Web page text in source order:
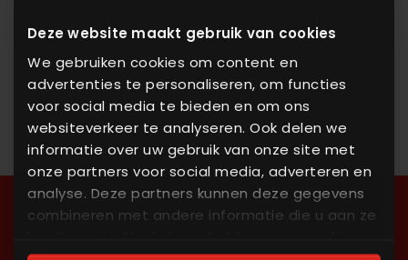
Deze website maakt gebruik van cookies
We gebruiken cookies om content en
advertenties te personaliseren, om functies
voor social media te bieden en om ons
websiteverkeer te analyseren. Ook delen we
informatie over uw gebruik van onze site met
onze partners voor social media, adverteren en
analyse. Deze partners kunnen deze gegevens
combineren met andere informatie die u aan ze
I agree to the privacy policy
Vraag een offerte aan